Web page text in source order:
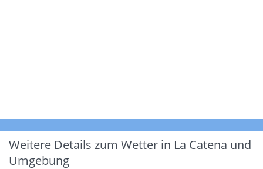
Weitere Details zum Wetter in La Catena und
Umgebung